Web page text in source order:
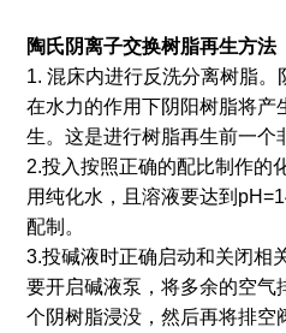
陶氏阴离子交换树脂再生方法
1. 混床内进行反洗分离树脂。
在水力的作用下阴阳树脂将产
生。这是进行树脂再生前一个
2.投入按照正确的配比制作的
用纯化水，且溶液要达到
配制。
3.投碱液时正确启动和关闭相
要开启碱液泵，将多余的空气
个阴树脂浸没，然后再将排空